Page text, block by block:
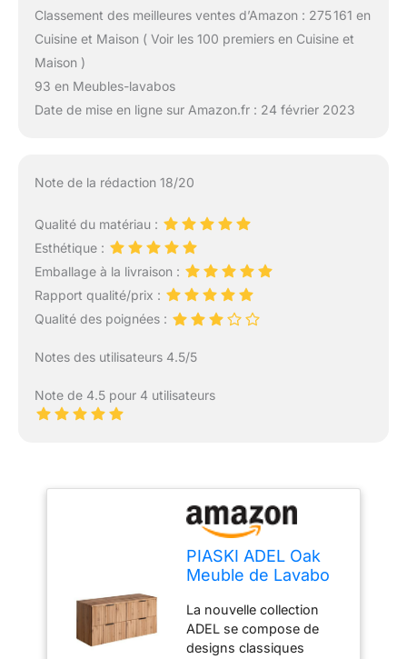
Classement des meilleures ventes d’Amazon : 275 161 en
Cuisine et Maison ( Voir les 100 premiers en Cuisine et
Maison )
93 en Meubles-lavabos
Date de mise en ligne sur Amazon.fr : 24 février 2023
Note de la rédaction 18/20
Qualité du matériau :
Esthétique :
Emballage à la livraison :
Rapport qualité/prix :
Qualité des poignées :
Notes des utilisateurs 4.5/5
Note de 4.5 pour 4 utilisateurs
PIASKI ADEL Oak
Meuble de Lavabo
Plan de Travail ou
Lavabo Encastré
Suspendu de Salle
La nouvelle collection
ADEL se compose de
designs classiques